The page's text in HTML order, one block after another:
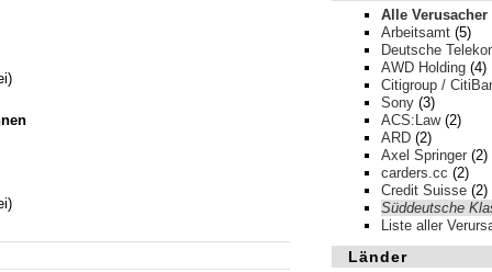
Alle Verusacher
Arbeitsamt (5)
Deutsche
AWD Holding (4)
Citigroup /
Sony (3)
ACS:Law(2)
ARD (2)
Axel Springer (2)
carders.cc (2)
Credit Suisse (2)
Süddeutsche
Liste aller
Länder